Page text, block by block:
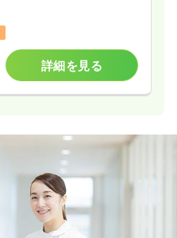
詳細を見る